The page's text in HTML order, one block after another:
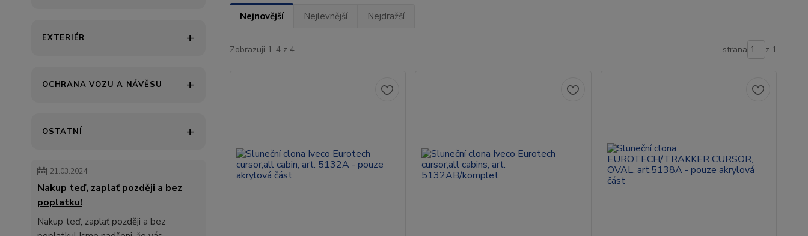
EXTERIÉR
OCHRANA VOZU A NÁVĚSU
OSTATNÍ
21.03.2024
Nakup teď, zaplať později a bez
poplatku!
Nakup teď, zaplať později a bez
Nejnovější Nejlevnější Nejdražší
Zobrazuji 1-4 z 4 strana z 1